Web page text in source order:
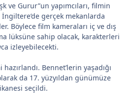
ve Gurur”un yapımcıları, filmin
gerçek mekanlarda
Böylece film kameraları iç ve dış
lüksüne sahip olacak, karakterleri
izleyebilecekti.
Bennet’lerin yaşadığı
da 17. yüzyıldan günümüze
seçildi.